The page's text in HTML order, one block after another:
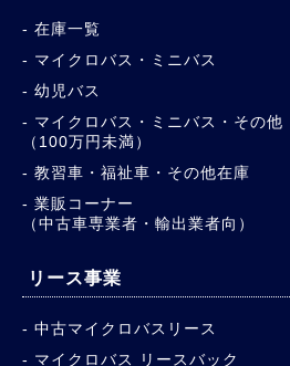
在庫一覧
マイクロバス・ミニバス
幼児バス
マイクロバス・ミニバス・その他
（100万円未満）
教習車・福祉車・その他在庫
業販コーナー
（中古車専業者・輸出業者向）
リース事業
中古マイクロバスリース
マイクロバス リースバック